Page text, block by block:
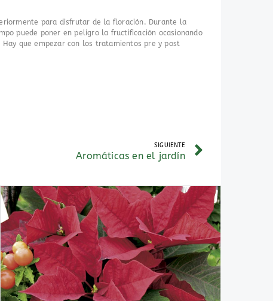
para disfrutar de la floración. Durante la
puede poner en peligro la fructificación ocasionando
Hay que empezar con los tratamientos pre y post
SIGUIENTE
Aromáticas en el jardín